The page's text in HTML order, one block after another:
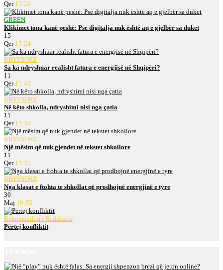
Qer 17:29
GREEN
Klikimet tona kanë peshë: Pse digitalja nuk është aq e gjelbër sa duket
15
Qer 17:24
KRYESORE
Sa ka ndryshuar realisht fatura e energjisë në Shqipëri?
11
Qer 11:42
KRYESORE
Në këto shkolla, ndryshimi nisi nga çatia
11
Qer 11:35
KRYESORE
Një mësim që nuk gjendet në tekstet shkollore
11
Qer 11:31
KRYESORE
Nga klasat e ftohta te shkollat që prodhojnë energjinë e tyre
30
Maj 10:35
Rekomandim i Redaksisë
Përtej konfliktit